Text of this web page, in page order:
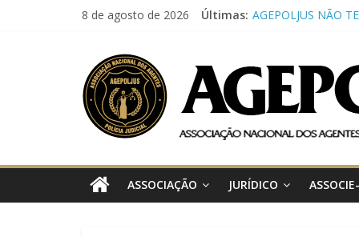
8 de agosto de 2026 Últimas: AGEPOLJUS NÃO
TRT-SC E MPSC
PARA AMPLIAR
SEGURANÇA
CNJ REALIZA
LIDERANÇA
POLICIAL JUDICIAL
CONCLUI CURSO
AGEPOLJUS
Associação
Nacional
dos
Polícia
Judiciária
ASSOCIAÇÃO JURÍDICO